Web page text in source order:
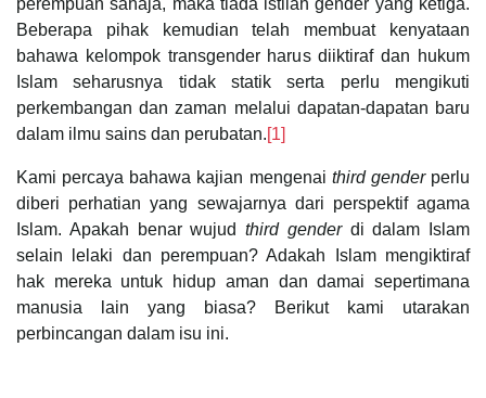
Beberapa pihak kemudian telah membuat kenyataan
bahawa kelompok transgender harus diiktiraf dan hukum
Islam seharusnya tidak statik serta perlu mengikuti
perkembangan dan zaman melalui dapatan-dapatan baru
dalam ilmu sains dan perubatan.[1]
Kami percaya bahawa kajian mengenai third gender perlu
diberi perhatian yang sewajarnya dari perspektif agama
Islam. Apakah benar wujud third genderdi dalam Islam
selain lelaki dan perempuan? Adakah Islam mengiktiraf
hak mereka untuk hidup aman dan damai sepertimana
manusia lain yang biasa? Berikut kami utarakan
perbincangan dalam isu ini.